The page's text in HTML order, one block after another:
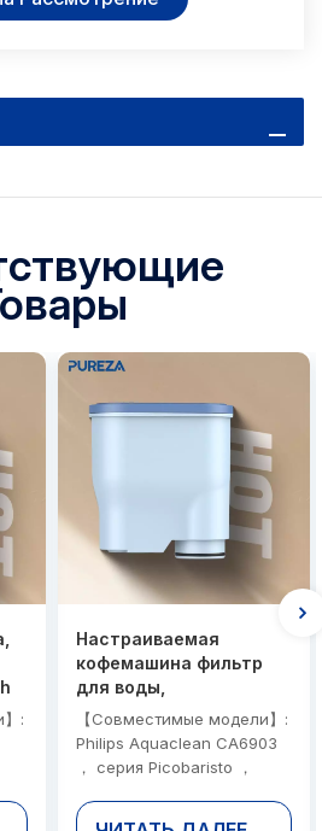
:
Настраиваемая
кофемашина фильтр
для воды,
совместимый с Philips
Aquaclean CA6903 для
массовых заказов
【Совместимые модели】:
Philips Aquaclean CA6903
， серия Picobaristo ，
【Сертификация】: NSF 42